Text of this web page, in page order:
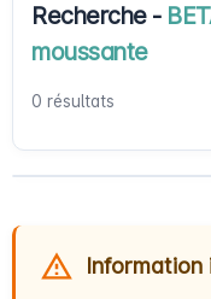
Recherche -
moussante
0 résultats